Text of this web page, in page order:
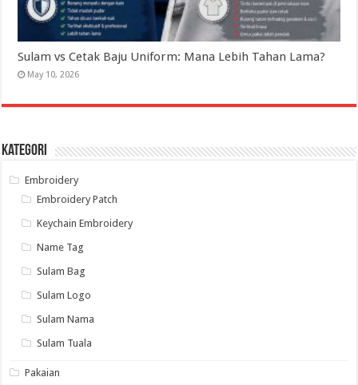
Sulam vs Cetak Baju Uniform: Mana Lebih Tahan Lama?
May 10, 2026
Kategori
Embroidery
Embroidery Patch
Keychain Embroidery
Name Tag
Sulam Bag
Sulam Logo
Sulam Nama
Sulam Tuala
Pakaian